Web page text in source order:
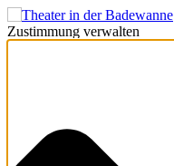
Zustimmung verwalten